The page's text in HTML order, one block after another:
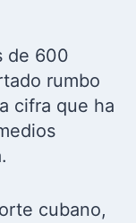
de 600
rumbo
cifra que ha
cubano,